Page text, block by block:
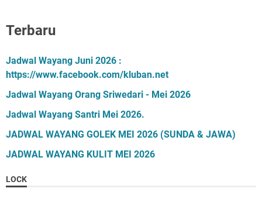
Terbaru
Jadwal Wayang Juni 2026 :
https://www.facebook.com/kluban.net
Jadwal Wayang Orang Sriwedari - Mei 2026
Jadwal Wayang Santri Mei 2026.
JADWAL WAYANG GOLEK MEI 2026 (SUNDA & JAWA)
JADWAL WAYANG KULIT MEI 2026
LOCK